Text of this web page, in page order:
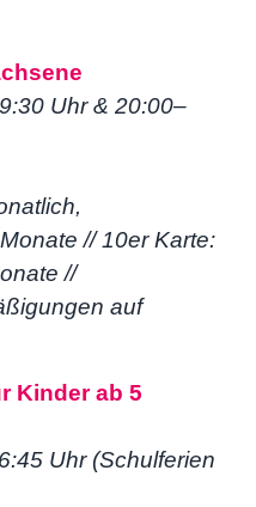
Uhr & 20:00–
// 10er Karte:
//
auf
Kinder ab 5
Uhr (Schulferien